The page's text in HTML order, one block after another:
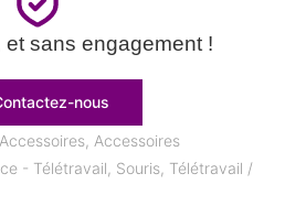
sans engagement !
nous
Accessoires, Accessoires
- Télétravail, Souris, Télétravail /